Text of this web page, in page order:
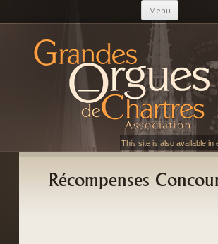
Menu Aller au
AGOC
Les Grandes Orgues de Chartres
This site is also available in
Récompenses